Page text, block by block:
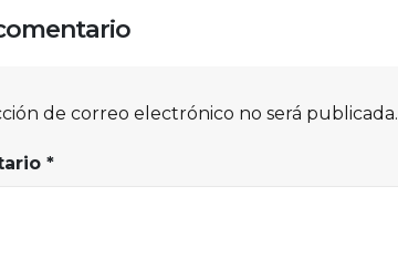
de correo electrónico no será publicada.
*